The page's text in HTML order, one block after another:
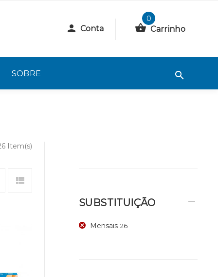
Conta
0
Carrinho
SOBRE
Item(s)
SUBSTITUIÇÃO
Mensais 26